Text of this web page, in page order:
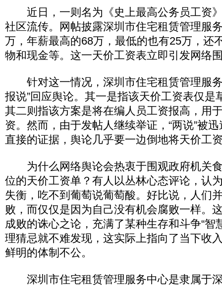
近日，一则名为《史上最高公务员工资
社区流传。网帖披露深圳市住宅租赁管理服
万，年薪最高的68万，最低的也有25万，还
物和现金等。这一天价工资表立即引发网络
针对这一情况，深圳市住宅租赁管理服务
报说”回应舆论。其一是指该天价工资表仅是
其二则指该方案是将在编人员工资报高，用
资。然而，由于发帖人继续举证，“两说”被
直接的证据，舆论几乎要一边倒地将天价工
为什么网络舆论会热衷于围观政府机关
位的天价工资单？有人以丛林心态评论，认
失衡，吃不到葡萄说葡萄酸。好比说，人们
败，而仅仅是因为自己没有机会腐败一样。
成败的诛心之论，充满了某种生存和斗争“智
理猜忌就不难发现，这实际上指向了当下收
鲜明的体制不公。
深圳市住宅租赁管理服务中心是隶属于